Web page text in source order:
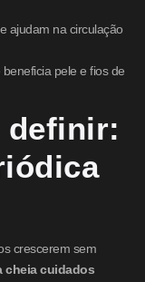
ajudam na circulação
pele e fios de
definir:
crescerem sem
cheia cuidados